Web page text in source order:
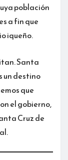
población
a fin que
iqueño.
Santa
un destino
que
el gobierno,
Cruz de